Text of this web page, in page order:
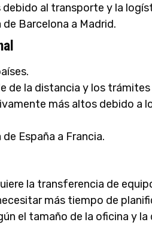
debido al transporte y la
de Barcelona a Madrid.
de la distancia y los
más altos debido a
de España a Francia.
la transferencia de
más tiempo de
el tamaño de la oficina y